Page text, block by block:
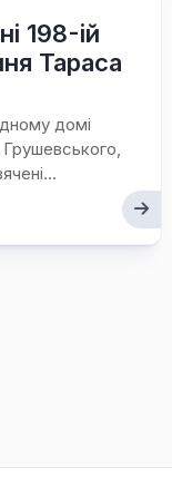
198-ій
Тараса
домі
Грушевського,